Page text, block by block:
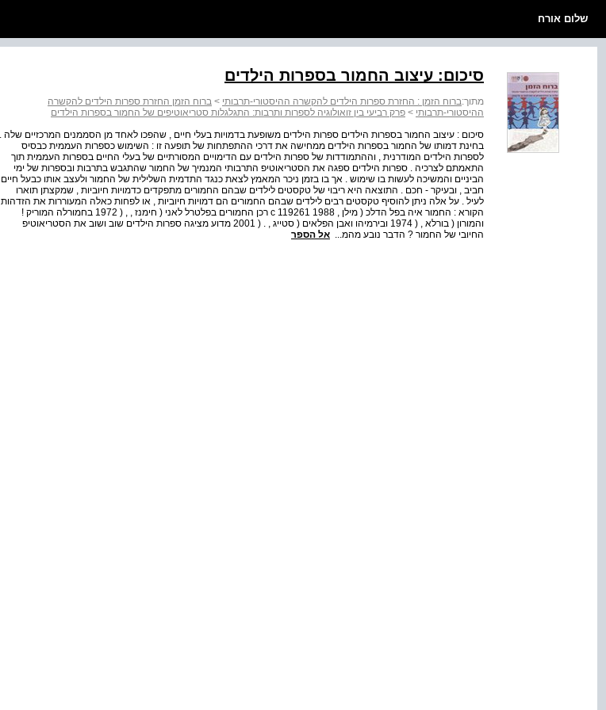
שלום אורח
סיכום: עיצוב החמור בספרות הילדים
מתוך:ברוח הזמן : החזרת ספרות הילדים להקשרה ההיסטורי-תרבותי > ברוח הזמן החזרת ספרות הילדים להקשרה
ההיסטורי-תרבותי > פרק רביעי בין זואולוגיה לספרות ותרבות: התגלגלות סטריאוטיפים של החמור בספרות הילדים
סיכום : עיצוב החמור בספרות הילדים ספרות הילדים משופעת בדמויות בעלי חיים , שהפכו לאחד מן הסממנים המרכזיים שלה .
בחינת דמותו של החמור בספרות הילדים ממחישה את דרכי ההתפתחות של תופעה זו : השימוש כספרות העממית כבסיס
לספרות הילדים המודרנית , וההתמודדות של ספרות הילדים עם הדימויים המסורתיים של בעלי החיים בספרות העממית תוך
התאמתם לצרכיה . ספרות הילדים ספגה את הסטריאוטיפ התרבותי המנמיך של החמור שהתגבש בתרבות ובספרות של ימי
הביניים והמשיכה לעשות בו שימוש . אך בו בזמן ניכר המאמץ לצאת כנגד התדמית השלילית של החמור ולעצב אותו כבעל חיים
חביב , ובעיקר - חכם . התוצאה היא ריבוי של טקסטים לילדים שבהם החמורים מתפקדים כדמויות חיוביות , שמקצתן תוארו
לעיל . על אלה ניתן להוסיף טקסטים רבים לילדים שבהם החמורים הם דמויות חיוביות , או לפחות כאלה המעוררות את הזדהות
הקורא : החמור איה בפל הדלכ ( מילן , c 119261 1988 רכן החמורים בפלטרל לאני ( חימנז , , ( 1972 בחמורלה המוריק !
והמורון ( בורלא , ( 1974 ובירמיהו ואבן הפלאים ( סטייג , . ( 2001 מדוע מציגה ספרות הילדים שוב ושוב את הסטריאוטיפ
החיובי של החמור ? הדבר נובע מהמ... אל הספר